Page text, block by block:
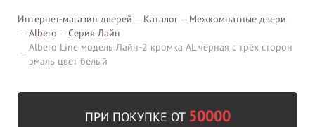
Интернет-магазин дверей Каталог
Межкомнатные двери
Albero
Серия Лайн
Albero Line модель Лайн-2 кромка AL чёрная с трёх сторон
эмаль цвет белый
ПРИ ПОКУПКЕ ОТ 50000